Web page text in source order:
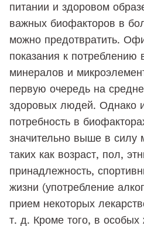
питании и здоровом
важных биофакторов в
можно предотвратить.
показания к потреблению
минералов и
первую очередь на
здоровых людей. Однако
потребность в
значительно выше в силу
таких как возраст, пол,
принадлежность,
жизни (употребление
прием некоторых
т. д. Кроме того, в особых